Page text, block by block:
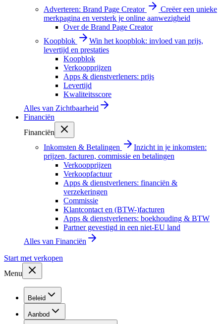
Adverteren: Brand Page Creator
Creëer een unieke
merkpagina en versterk je online aanwezigheid
Over de Brand Page Creator
Koopblok
Win het koopblok: invloed van prijs,
levertijd en prestaties
Koopblok
Verkoopprijzen
Apps & dienstverleners: prijs
Levertijd
Kwaliteitsscore
Alles van Zichtbaarheid
Financiën
Financiën
Inkomsten & Betalingen
Inzicht in je inkomsten:
prijzen, facturen, commissie en betalingen
Verkoopprijzen
Verkoopfactuur
Apps & dienstverleners: financiën &
verzekeringen
Commissie
Klantcontact en (BTW-)facturen
Apps & dienstverleners: boekhouding & BTW
Partner gevestigd in een niet-EU land
Alles van Financiën
Start met verkopen
Menu
Beleid
Aanbod